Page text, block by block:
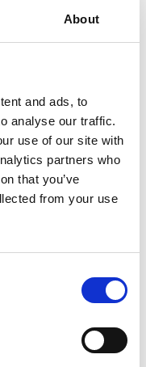
About
and ads, to
analyse our traffic.
use of our site with
partners who
that you’ve
from your use
x 1,90 Arbeitshöhe
m
€5.645,57
MwSt
Kostenloser Versand in den
Niederlanden und Belgien